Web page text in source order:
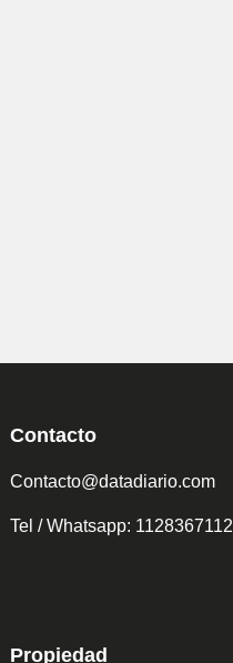
Contacto
Contacto@datadiario.com
Tel / Whatsapp: 1128367112
Propiedad